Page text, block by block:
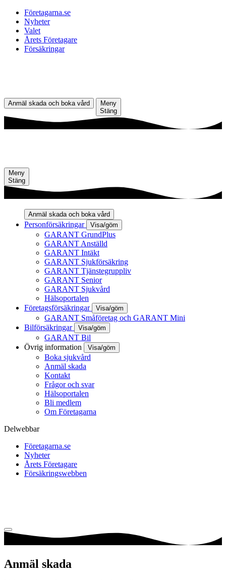
Företagarna.se
Nyheter
Valet
Årets Företagare
Försäkringar
Anmäl skada och boka vård
Meny
Stäng
Meny
Stäng
Anmäl skada och boka vård
Personförsäkringar Visa/göm
GARANT GrundPlus
GARANT Anställd
GARANT Intäkt
GARANT Sjukförsäkring
GARANT Tjänstegruppliv
GARANT Senior
GARANT Sjukvård
Hälsoportalen
Företagsförsäkringar
Visa/göm
GARANT Småföretag och GARANT Mini
Bilförsäkringar
Visa/göm
GARANT Bil
Övrig information
Visa/göm
Boka sjukvård
Anmäl skada
Kontakt
Frågor och svar
Hälsoportalen
Bli medlem
Om Företagarna
Delwebbar
Företagarna.se
Nyheter
Årets Företagare
Försäkringswebben
Anmäl skada